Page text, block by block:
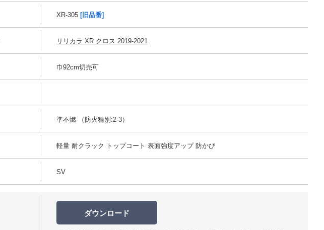
XR-305 [旧品番]
リリカラ XR クロス 2019-2021
巾92cm切売可
準不燃 （防火種別:2-3）
軽量 耐クラック トップコート 表面強度アップ 防かび
SV
ダウンロード